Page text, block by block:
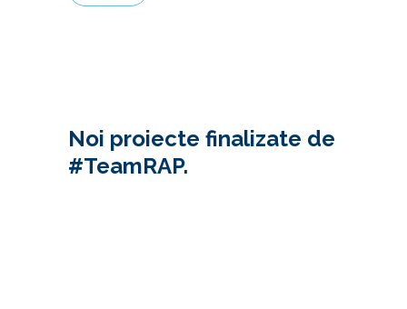
Noi proiecte finalizate de
#TeamRAP.